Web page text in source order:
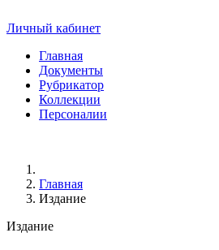
Личный кабинет
Главная
Документы
Рубрикатор
Коллекции
Персоналии
Главная
Издание
Издание